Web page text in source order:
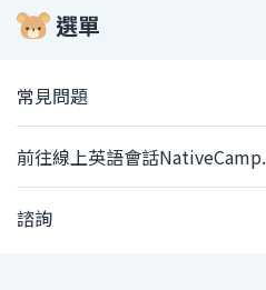
選單
常見問題
前往線上英語會話NativeCamp.
諮詢